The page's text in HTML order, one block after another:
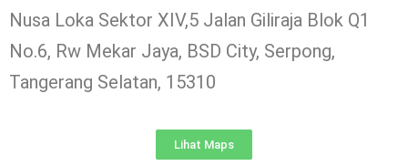
Nusa Loka Sektor XIV,5 Jalan Giliraja Blok Q1
No.6, Rw Mekar Jaya, BSD City, Serpong,
Tangerang Selatan, 15310
Lihat Maps